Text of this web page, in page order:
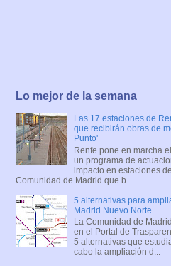
Lo mejor de la semana
Las 17 estaciones de
que recibirán obras de
Punto'
Renfe pone en marcha el
un programa de
impacto en estaciones
Comunidad de Madrid que b...
5 alternativas para
Madrid Nuevo Norte
La Comunidad de
en el Portal de
5 alternativas que
cabo la ampliación d...